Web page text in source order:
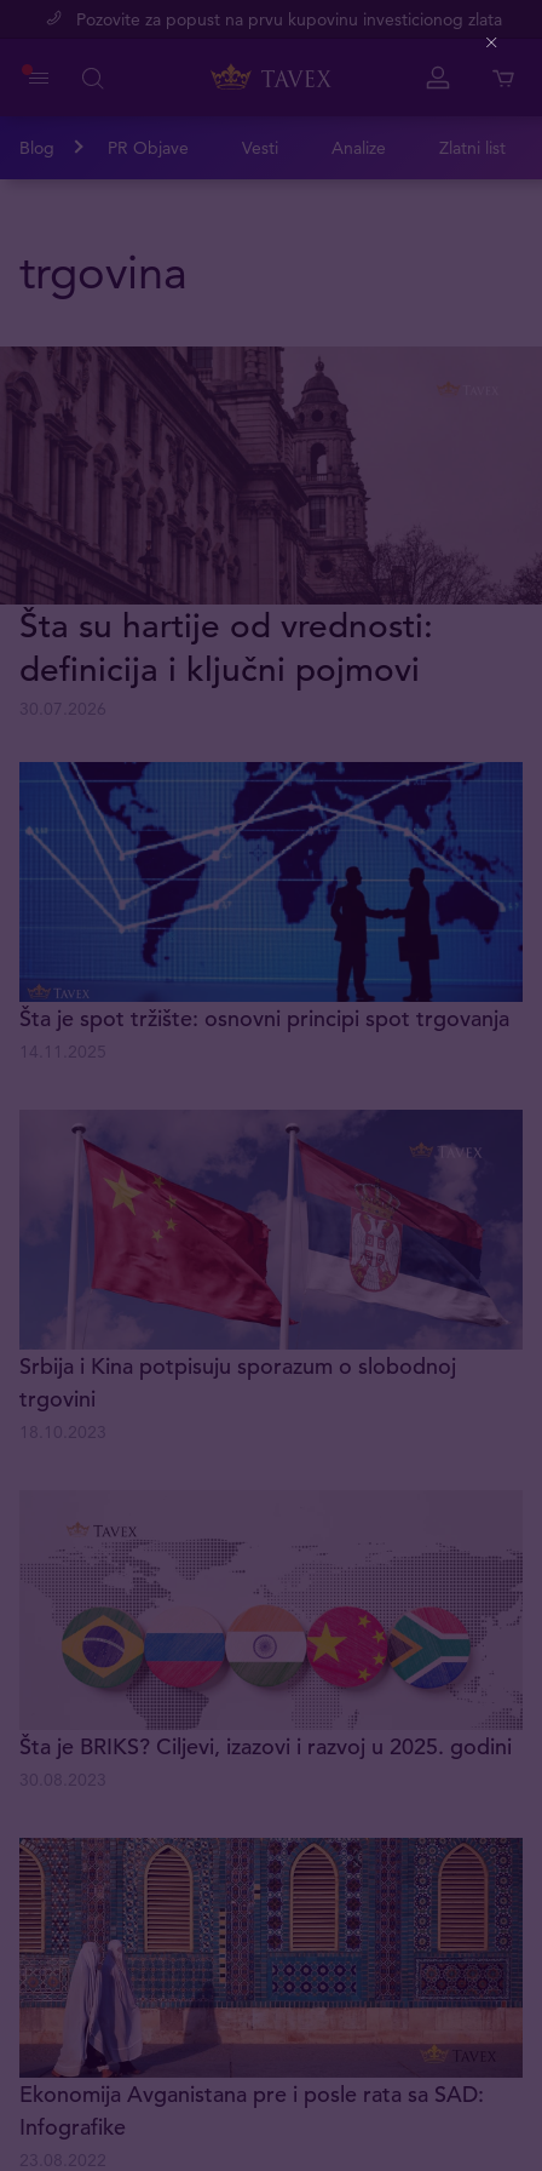
Pozovite za popust na prvu kupovinu investicionog zlata
Blog PR Objave Vesti Analize Zlatni list
trgovina
Šta su hartije od vrednosti:
definicija i ključni pojmovi
Šta je spot tržište: osnovni principi spot trgovanja
Srbija i Kina potpisuju sporazum o slobodnoj
trgovini
Šta je BRIKS? Ciljevi, izazovi i razvoj u 2025. godini
Ekonomija Avganistana pre i posle rata sa SAD:
Infografike
Close